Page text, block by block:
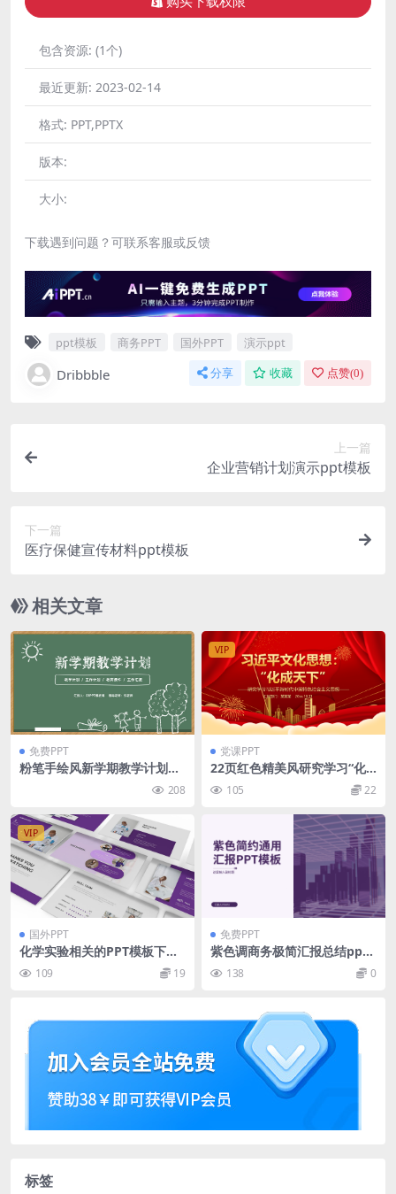
包含资源: (1个)
最近更新: 2023-02-14
格式: PPT,PPTX
版本:
大小:
下载遇到问题？可联系客服或反馈
ppt模板 商务PPT 国外PPT 演示ppt
Dribbble 分享 收藏 点赞(0)
上一篇
企业营销计划演示ppt模板
下一篇
医疗保健宣传材料ppt模板
相关文章
免费PPT
粉笔手绘风新学期教学计划pp
208
VIP
党课PPT
22页红色精美风研究学习“化
成天下”ppt模版
105 22
VIP
国外PPT
化学实验相关的PPT模板下载
（PPTX）
109 19
免费PPT
紫色调商务极简汇报总结ppt
模板免费下载
138 0
标签